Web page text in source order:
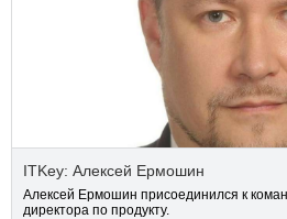
ITKey: Алексей Ермошин
Алексей Ермошин присоединился к
директора по продукту.